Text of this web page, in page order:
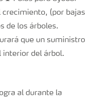
crecimiento, (por bajas
de los árboles.
que un suministro
interior del árbol.
al durante la